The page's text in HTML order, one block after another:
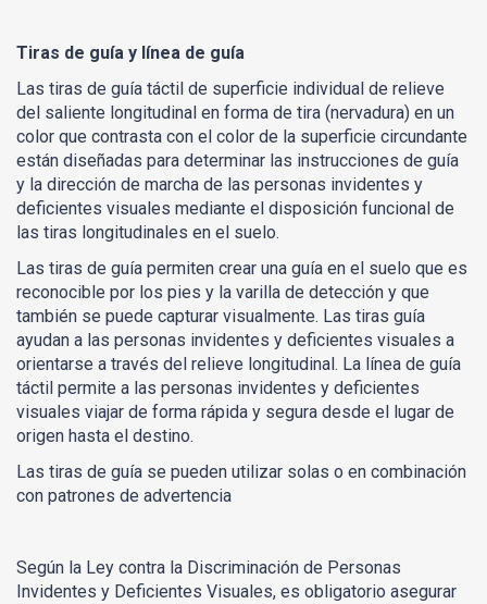
Tiras de guía y línea de guía
Las tiras de guía táctil de superficie individual de relieve
del saliente longitudinal en forma de tira (nervadura) en un
color que contrasta con el color de la superficie circundante
están diseñadas para determinar las instrucciones de guía
y la dirección de marcha de las personas invidentes y
deficientes visuales mediante el disposición funcional de
las tiras longitudinales en el suelo.
Las tiras de guía permiten crear una guía en el suelo que es
reconocible por los pies y la varilla de detección y que
también se puede capturar visualmente. Las tiras guía
ayudan a las personas invidentes y deficientes visuales a
orientarse a través del relieve longitudinal. La línea de guía
táctil permite a las personas invidentes y deficientes
visuales viajar de forma rápida y segura desde el lugar de
origen hasta el destino.
Las tiras de guía se pueden utilizar solas o en combinación
con patrones de advertencia
Según la Ley contra la Discriminación de Personas
Invidentes y Deficientes Visuales, es obligatorio asegurar